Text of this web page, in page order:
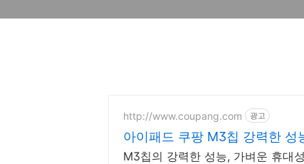
http://www.coupang.com 광고
아이패드 쿠팡 M3칩 강력한 성
M3칩의 강력한 성능, 가벼운 휴대